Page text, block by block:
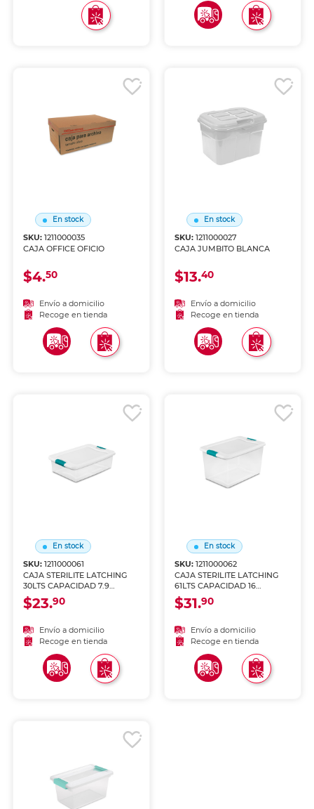
En stock
SKU:1211000035
CAJA OFFICE OFICIO
$4.50
Envío a domicilio
Recoge en tienda
En stock
SKU: 1211000027
CAJA JUMBITO BLANCA
$13.40
Envío a domicilio
Recoge en tienda
En stock
SKU:1211000061
CAJA STERILITE LATCHING
30LTS CAPACIDAD 7.9
GALONES
$23.90
Envío a domicilio
Recoge en tienda
En stock
SKU: 1211000062
CAJA STERILITE LATCHING
61LTS CAPACIDAD 16
GALONES
$31.90
Envío a domicilio
Recoge en tienda